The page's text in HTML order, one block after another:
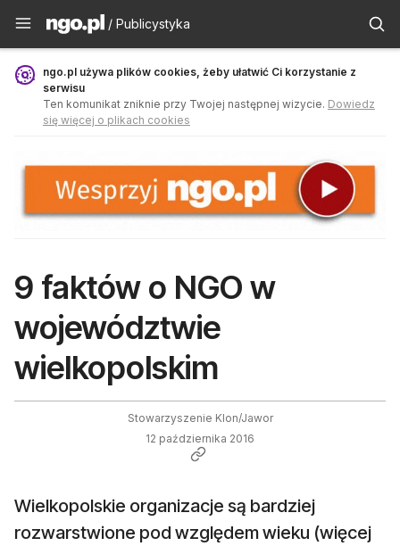
Publicystyka - ngo.pl
/ Publicystyka
ngo.pl używa plików cookies, żeby ułatwić Ci korzystanie z
serwisu
Ten komunikat zniknie przy Twojej następnej wizycie. Dowiedz
się więcej o plikach cookies
9 faktów o NGO w
województwie
wielkopolskim
Stowarzyszenie Klon/Jawor
12 października 2016
Wielkopolskie organizacje są bardziej
rozwarstwione pod względem wieku (więcej